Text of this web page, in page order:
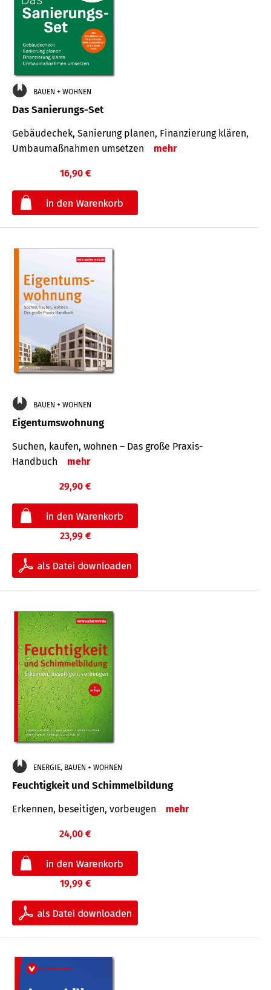
BAUEN + WOHNEN
Das Sanierungs-Set
Gebäudechek, Sanierung planen, Finanzierung klären,
Umbaumaßnahmen umsetzen
mehr
16,90 €
BAUEN + WOHNEN
Eigentumswohnung
Suchen, kaufen, wohnen – Das große Praxis-
Handbuch
mehr
29,90 €
23,99 €
ENERGIE, BAUEN + WOHNEN
Feuchtigkeit und Schimmelbildung
Erkennen, beseitigen, vorbeugen mehr
24,00 €
19,99 €